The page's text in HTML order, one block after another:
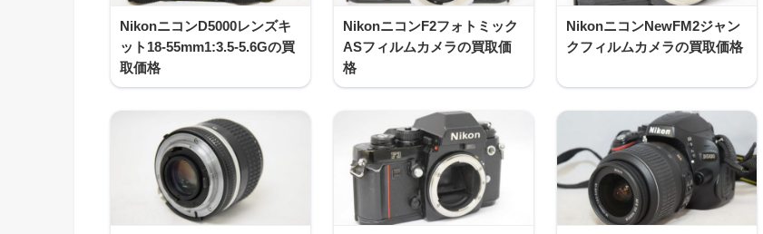
NikonニコンD5000レンズキ
ット18-55mm1:3.5-5.6Gの買
取価格
NikonニコンF2フォトミック
ASフィルムカメラの買取価
格
NikonニコンNewFM2ジャン
クフィルムカメラの買取価格